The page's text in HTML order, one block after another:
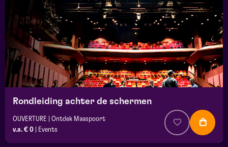
Rondleiding achter de schermen
OUVERTURE | Ontdek Maaspoort
v.a. € 0
Events